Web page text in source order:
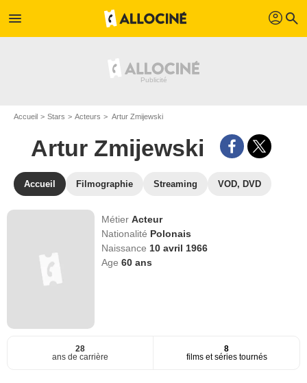
menu profil search
Accueil Stars Acteurs Artur Zmijewski
Artur Zmijewski
Accueil Filmographie Streaming VOD, DVD
MétierActeur
Nationalité Polonais
Naissance 10 avril 1966
Age60 ans
28
ans de carrière
8
films et séries tournés